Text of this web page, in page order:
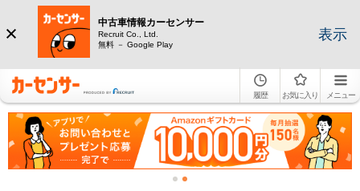
中古車情報カーセンサー
Recruit Co., Ltd.
無料 － Google Play
表示
履歴 お気に入り メニュー